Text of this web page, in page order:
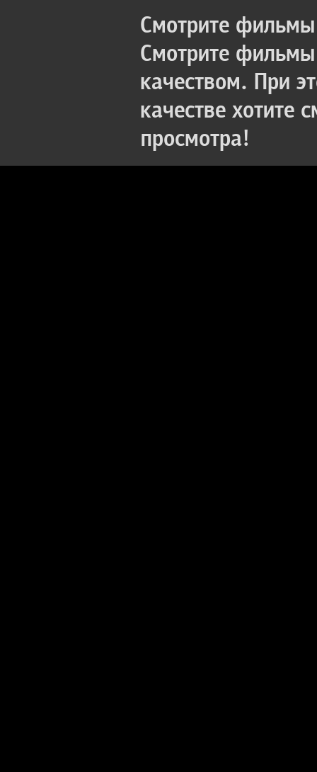
Смотрите
Смотрите
качеством. При
качестве хотите
просмотра!